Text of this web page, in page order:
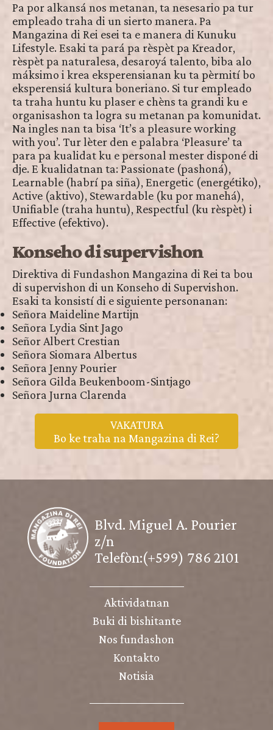
Pa por alkansá nos metanan, ta nesesario pa tur
empleado traha di un sierto manera. Pa
Mangazina di Rei esei ta e manera di Kunuku
Lifestyle. Esaki ta pará pa rèspèt pa Kreador,
rèspèt pa naturalesa, desaroyá talento, biba alo
máksimo i krea eksperensianan ku ta pèrmití bo
eksperensiá kultura boneriano. Si tur empleado
ta traha huntu ku plaser e chèns ta grandi ku e
organisashon ta logra su metanan pa komunidat.
Na ingles nan ta bisa ‘It’s a pleasure working
with you’. Tur lèter den e palabra ‘Pleasure’ ta
para pa kualidat ku e personal mester disponé di
dje. E kualidatnan ta: Passionate (pashoná),
Learnable (habrí pa siña), Energetic (energétiko),
Active (aktivo), Stewardable (ku por manehá),
Unifiable (traha huntu), Respectful (ku rèspèt) i
Effective (efektivo).
Konseho di supervishon
Direktiva di Fundashon Mangazina di Rei ta bou
di supervishon di un Konseho di Supervishon.
Esaki ta konsistí di e siguiente personanan:
Señora Maideline Martijn
Señora Lydia Sint Jago
Señor Albert Crestian
Señora Siomara Albertus
Señora Jenny Pourier
Señora Gilda Beukenboom-Sintjago
Señora Jurna Clarenda
VAKATURA
Bo ke traha na Mangazina di Rei?
Blvd. Miguel A. Pourier
z/n
Telefòn:(+599) 786 2101
Aktividatnan
Buki di bishitante
Nos fundashon
Kontakto
Notisia